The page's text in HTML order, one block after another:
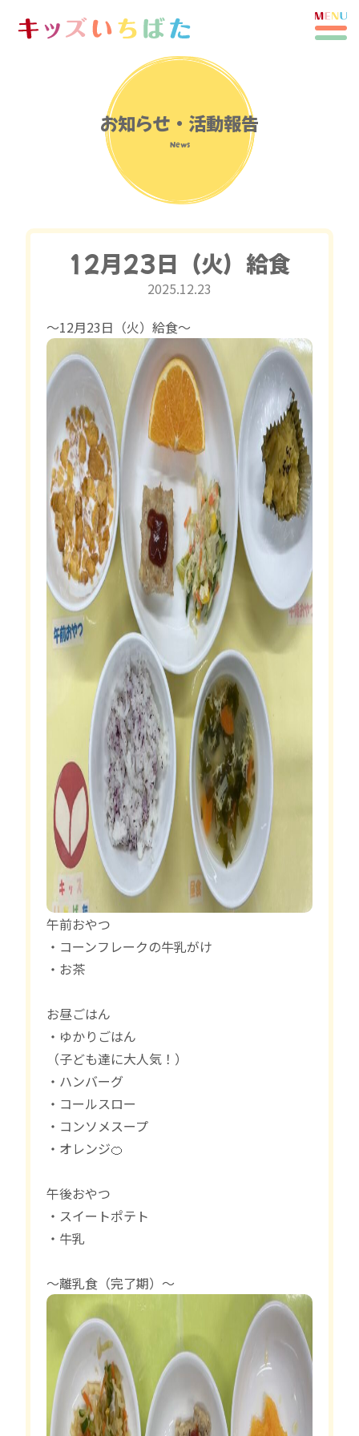
お知らせ・活動報告
News
12月23日（火）給食
2025.12.23
〜12月23日（火）給食〜
午前おやつ
・コーンフレークの牛乳がけ
・お茶
お昼ごはん
・ゆかりごはん
（子ども達に大人気！）
・ハンバーグ
・コールスロー
・コンソメスープ
・オレンジ🍊
午後おやつ
・スイートポテト
・牛乳
〜離乳食（完了期）〜